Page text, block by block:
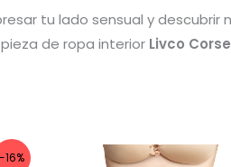
tu lado sensual y
de ropa interior Livco
-16%